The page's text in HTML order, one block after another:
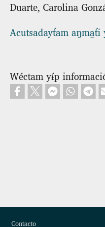
Duarte, Carolina
Acutsadayt́am
Wéctam yɨ́p
Contacto